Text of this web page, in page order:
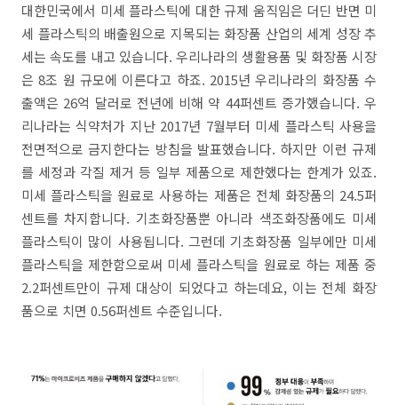
대한민국에서 미세 플라스틱에 대한 규제 움직임은 더딘 반면 미
세 플라스틱의 배출원으로 지목되는 화장품 산업의 세계 성장 추
세는 속도를 내고 있습니다. 우리나라의 생활용품 및 화장품 시장
은 8조 원 규모에 이른다고 하죠. 2015년 우리나라의 화장품 수
출액은 26억 달러로 전년에 비해 약 44퍼센트 증가했습니다. 우
리나라는 식약처가 지난 2017년 7월부터 미세 플라스틱 사용을
전면적으로 금지한다는 방침을 발표했습니다. 하지만 이런 규제
를 세정과 각질 제거 등 일부 제품으로 제한했다는 한계가 있죠.
미세 플라스틱을 원료로 사용하는 제품은 전체 화장품의 24.5퍼
센트를 차지합니다. 기초화장품뿐 아니라 색조화장품에도 미세
플라스틱이 많이 사용됩니다. 그런데 기초화장품 일부에만 미세
플라스틱을 제한함으로써 미세 플라스틱을 원료로 하는 제품 중
2.2퍼센트만이 규제 대상이 되었다고 하는데요, 이는 전체 화장
품으로 치면 0.56퍼센트 수준입니다.